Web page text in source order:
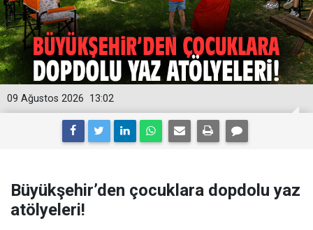
13:02
09 Ağustos 2026
Büyükşehir’den çocuklara dopdolu yaz
atölyeleri!